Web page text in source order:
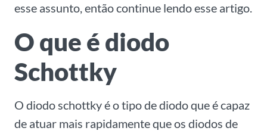
esse assunto, então continue lendo esse artigo.
O que é diodo
Schottky
O diodo schottky é o tipo de diodo que é capaz
de atuar mais rapidamente que os diodos de